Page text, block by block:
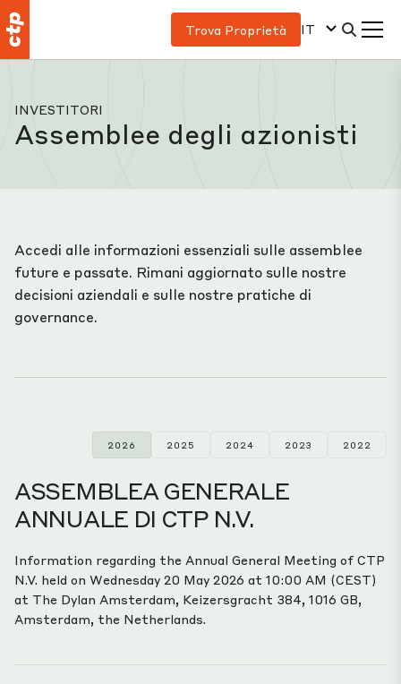
Trova Proprietà IT
INVESTITORI
Assemblee degli azionisti
Accedi alle informazioni essenziali sulle assemblee
future e passate. Rimani aggiornato sulle nostre
decisioni aziendali e sulle nostre pratiche di
governance.
2026 2025 2024 2023 2022
ASSEMBLEA GENERALE
ANNUALE DI CTP N.V.
Information regarding the Annual General Meeting of CTP
N.V. held on Wednesday 20 May 2026 at 10:00 AM (CEST)
at The Dylan Amsterdam, Keizersgracht 384, 1016 GB,
Amsterdam, the Netherlands.